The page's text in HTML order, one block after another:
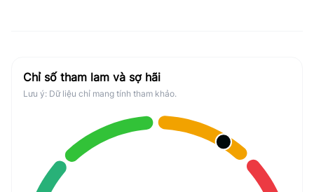
Chỉ số tham lam và sợ hãi
Lưu ý: Dữ liệu chỉ mang tính tham khảo.